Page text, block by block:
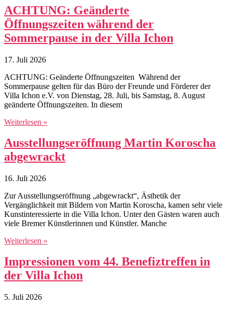
ACHTUNG: Geänderte
Öffnungszeiten während der
Sommerpause in der Villa Ichon
17. Juli 2026
ACHTUNG: Geänderte Öffnungszeiten Während der
Sommerpause gelten für das Büro der Freunde und Förderer der
Villa Ichon e.V. von Dienstag, 28. Juli, bis Samstag, 8. August
geänderte Öffnungszeiten. In diesem
Weiterlesen »
Ausstellungseröffnung Martin Koroscha
abgewrackt
16. Juli 2026
Zur Ausstellungseröffnung „abgewrackt“, Ästhetik der
Vergänglichkeit mit Bildern von Martin Koroscha, kamen sehr viele
Kunstinteressierte in die Villa Ichon. Unter den Gästen waren auch
viele Bremer Künstlerinnen und Künstler. Manche
Weiterlesen »
Impressionen vom 44. Benefiztreffen in
der Villa Ichon
5. Juli 2026